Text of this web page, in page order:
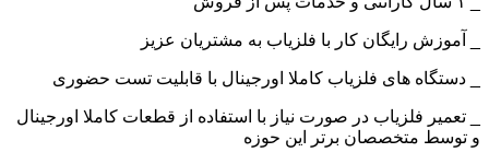
_ آموزش رایگان کار با فلزیاب به مشتریان عزیز
_ دستگاه های فلزیاب کاملا اورجینال با قابلیت تست حضوری
_ تعمیر فلزیاب در صورت نیاز با استفاده از قطعات کاملا اورجینال
و توسط متخصصان برتر این حوزه